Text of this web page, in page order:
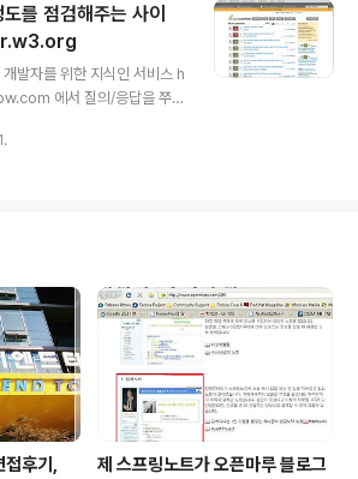
한 습관들이 잘못되었음을
리를 낼 수는 없지만, 내 목소
까 하는 몸부림인 것이다. 20
보고서/예측불허 허니몬] -
사용해지를 못하는 이유는??
이야기] - 뮤직온, 프로그램
를 점검해주는 사이
발자를 위한 지식인 서비스 h
에서 질의/응답을 쭈욱
의 Markup을 확인해주는 사
>> 요건 청와대(http://ww
후기,
제 스프링노트가 오픈마루 블로그